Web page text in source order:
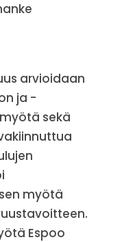
arvioidaan
ja -
sekä
myötä
Espoo